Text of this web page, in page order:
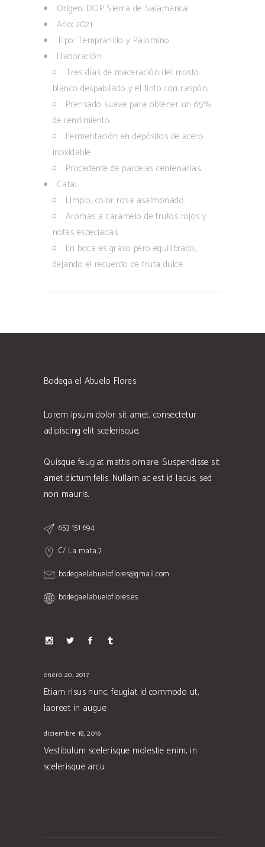
Origen: DOP Sierra de Salamanca
Año: 2021
Tipo: Tempranillo y Palomino
Elaboración:
Tres días de maceración del mosto
blanco despabilado y el tinto con raspón.
Prensado suave para obtener un 65%
de rendimiento.
Fermentación en depósitos de acero
inoxidable
Procedente de parcelas centenarias.
Cata:
Limpio, color rosa asalmonado.
Aromas a caramelo de frutos rojos y
notas especiadas.
En boca es graso pero equilibrado,
dejando el recuerdo de fruta dulce.
Bodega el Abuelo Flores
Lorem ipsum dolor sit amet, consectetur
adipiscing elit scelerisque.
Quisque feugiat mattis ornare. Suspendisse sit
amet dictum felis. Nullam ac est id lacus, sed
non mauris.
653 151 694
C/ La mata,7
bodegaelabueloflores@gmail.com
bodegaelabueloflores.es
enero 20, 2017
Etiam risus nunc, feugiat id commodo ut,
laoreet in augue
diciembre 18, 2016
Vestibulum scelerisque molestie enim, in
scelerisque arcu